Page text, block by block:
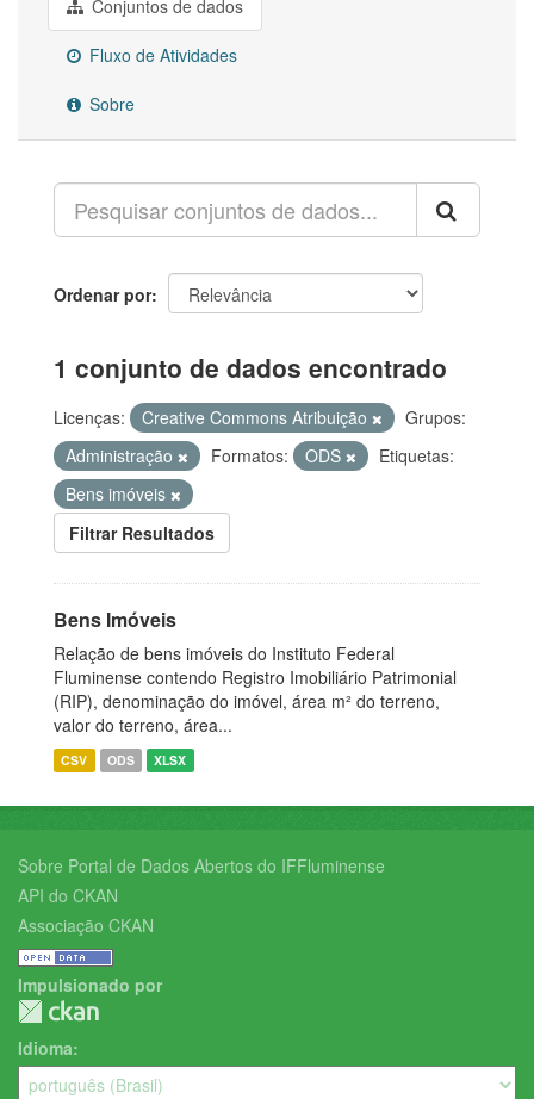
Conjuntos de dados
Fluxo de Atividades
Sobre
Ordenar por
1 conjunto de dados encontrado
Licenças: Creative Commons Atribuição
Grupos:
Administração
Formatos: ODS
Etiquetas:
Bens imóveis
Filtrar Resultados
Bens Imóveis
Relação de bens imóveis do Instituto Federal
Fluminense contendo Registro Imobiliário Patrimonial
(RIP), denominação do imóvel, área m² do terreno,
valor do terreno, área...
CSV ODS XLSX
Sobre Portal de Dados Abertos do IFFluminense
API do CKAN
Associação CKAN
Impulsionado por
Idioma